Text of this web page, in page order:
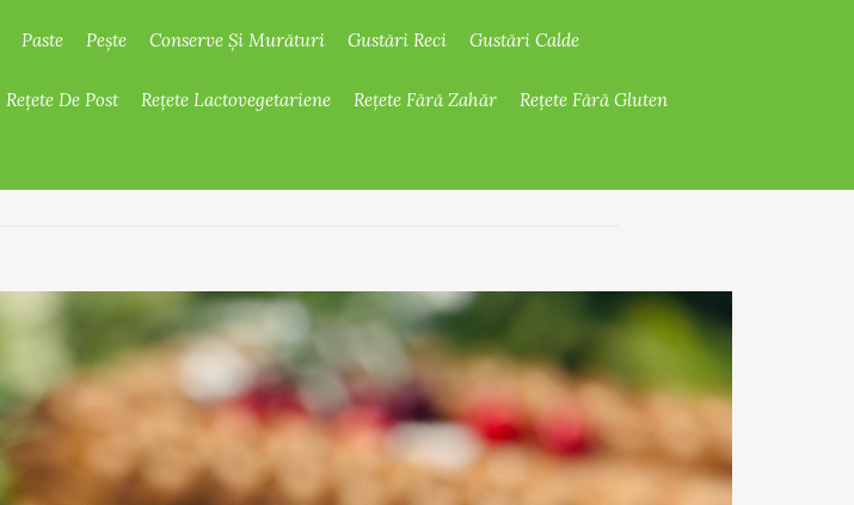
Paste Pește Conserve Și Murături Gustări Reci Gustări Calde
Rețete De Post Rețete Lactovegetariene Rețete Fără Zahăr Rețete Fără Gluten